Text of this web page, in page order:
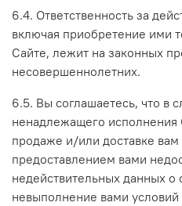
6.4. Ответственность за
включая приобретение ими
Сайте, лежит на законных
несовершеннолетних.
6.5. Вы соглашаетесь, что в
ненадлежащего исполнения
продаже и/или доставке вам
предоставлением вами
недействительных данных о
невыполнение вами